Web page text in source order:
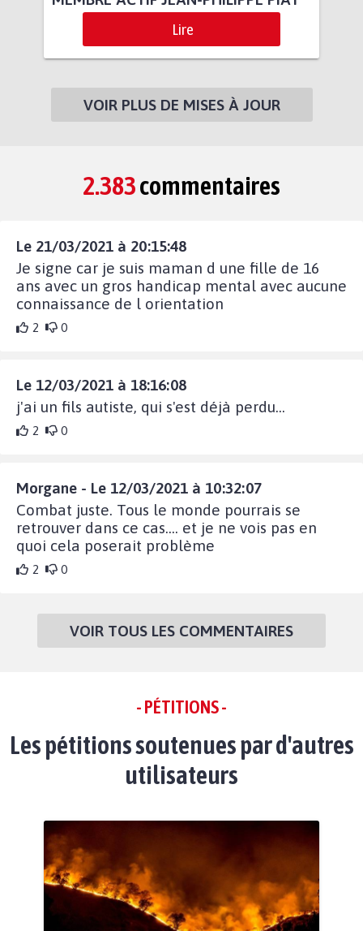
Lire
VOIR PLUS DE MISES À JOUR
2.383commentaires
Le 21/03/2021 à 20:15:48
Je signe car je suis maman d une fille de 16
ans avec un gros handicap mental avec aucune
connaissance de l orientation
2 0
Le 12/03/2021 à 18:16:08
j'ai un fils autiste, qui s'est déjà perdu...
2 0
Morgane - Le 12/03/2021 à 10:32:07
Combat juste. Tous le monde pourrais se
retrouver dans ce cas.... et je ne vois pas en
quoi cela poserait problème
2 0
VOIR TOUS LES COMMENTAIRES
- PÉTITIONS -
Les pétitions soutenues par d'autres
utilisateurs